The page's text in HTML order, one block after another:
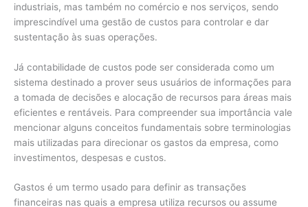
industriais, mas também no comércio e nos serviços, sendo
imprescindível uma gestão de custos para controlar e dar
sustentação às suas operações.
Já contabilidade de custos pode ser considerada como um
sistema destinado a prover seus usuários de informações para
a tomada de decisões e alocação de recursos para áreas mais
eficientes e rentáveis. Para compreender sua importância vale
mencionar alguns conceitos fundamentais sobre terminologias
mais utilizadas para direcionar os gastos da empresa, como
investimentos, despesas e custos.
Gastos é um termo usado para definir as transações
financeiras nas quais a empresa utiliza recursos ou assume